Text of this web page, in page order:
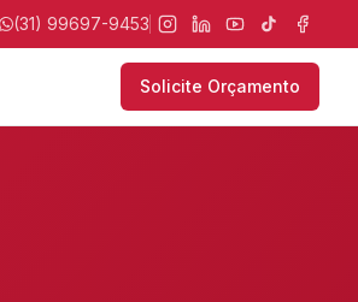
(31) 99697-9453
Solicite Orçamento